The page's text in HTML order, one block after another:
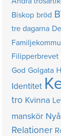
Biskop bröd
tre dagarna
Filipperbrevet
God Golgata
Identitet
tro Kvinna
manskör
Relationer